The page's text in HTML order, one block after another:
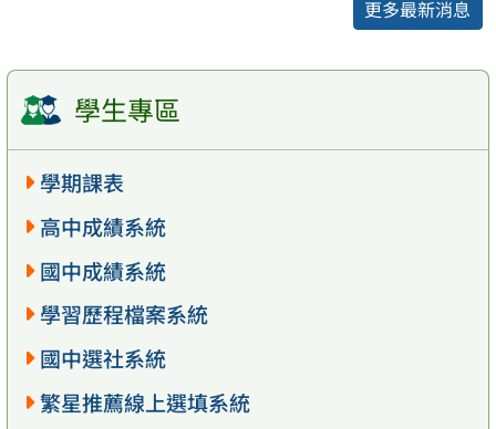
更多最新消息
學生專區
學期課表
高中成績系統
國中成績系統
學習歷程檔案系統
國中選社系統
繁星推薦線上選填系統